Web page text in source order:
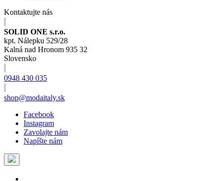
Kontaktujte nás
SOLID ONE s.r.o.
kpt. Nálepku 529/28
Kalná nad Hronom 935 32
Slovensko
0948 430 035
shop@modaitaly.sk
Facebook
Instagram
Zavolajte nám
Napíšte nám